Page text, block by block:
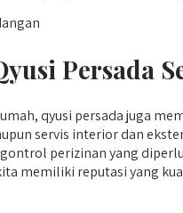
Persada
qyusi persada juga
servis interior dan
perizinan yang
memiliki reputasi yang